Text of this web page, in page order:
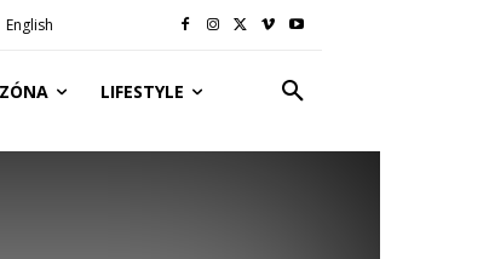
English
LIFESTYLE